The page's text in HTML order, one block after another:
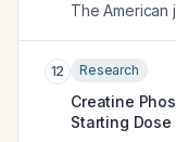
The American
12 Research
Creatine
Starting